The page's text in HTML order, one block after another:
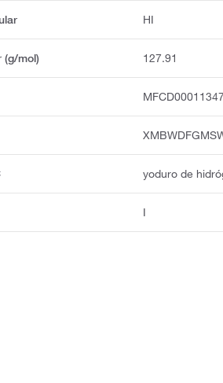
HI
(g/mol) 127.91
MFCD00011347
yoduro de
I